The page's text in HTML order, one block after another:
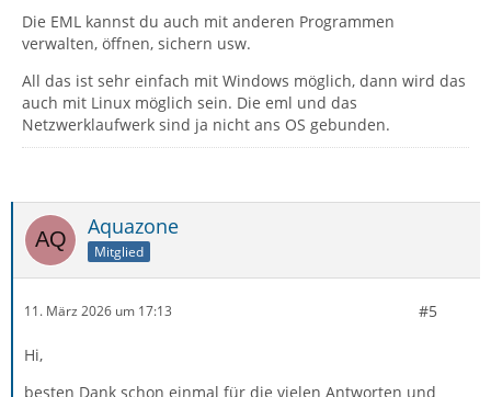
Die EML kannst du auch mit anderen Programmen
verwalten, öffnen, sichern usw.
All das ist sehr einfach mit Windows möglich, dann wird das
auch mit Linux möglich sein. Die eml und das
Netzwerklaufwerk sind ja nicht ans OS gebunden.
Aquazone
Mitglied
11. März 2026 um 17:13 #5
Hi,
besten Dank schon einmal für die vielen Antworten und